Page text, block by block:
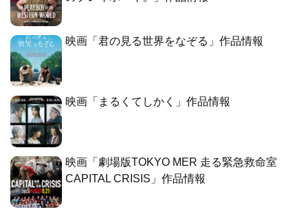
映画「君の見る世界をなぞる」作品情報
映画「まるくてしかく」作品情報
映画「劇場版TOKYO MER 走る緊急救命室
CAPITAL CRISIS」作品情報